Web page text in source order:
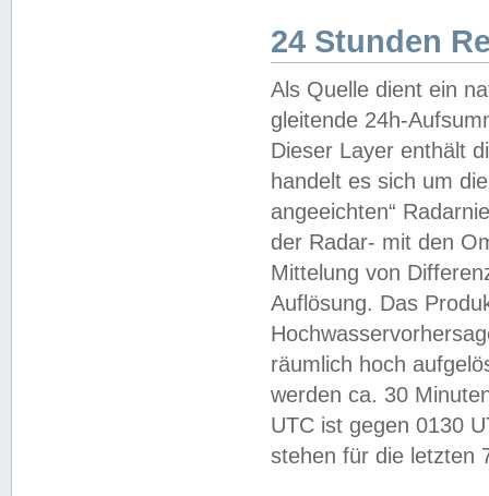
24 Stunden
Als Quelle dient ein
gleitende 24h-
Dieser Layer enthält
handelt es sich um
angeeichten“
der Radar- mit den
Mittelung von
Auflösung. Das
räumlich hoch
werden ca. 30
UTC ist gegen 0130
stehen für die letzten